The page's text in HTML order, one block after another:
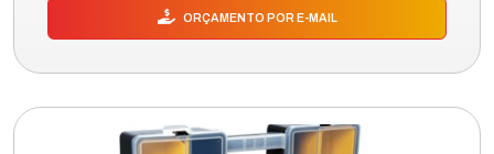
ORÇAMENTO POR E-MAIL